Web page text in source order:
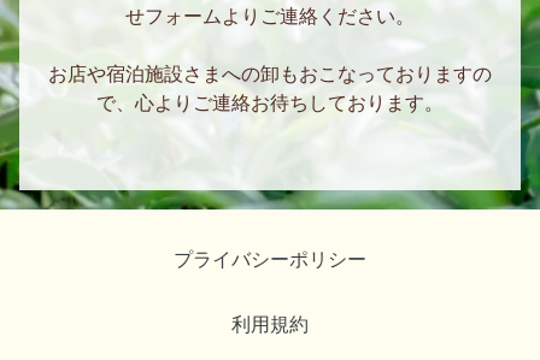
せフォームよりご連絡ください。
お店や宿泊施設さまへの卸もおこなっておりますの
で、心よりご連絡お待ちしております。
プライバシーポリシー
利用規約